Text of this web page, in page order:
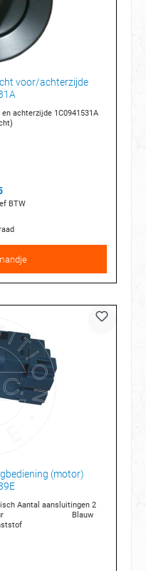
voor/achterzijde
achterzijde 1C0941531A
BTW